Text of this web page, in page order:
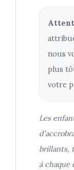
nous
plus
votre
Les
brillants,
à chaque